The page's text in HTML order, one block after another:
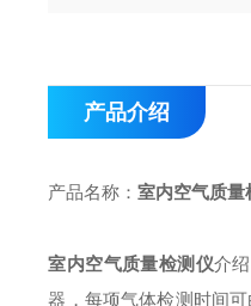
产品介绍
产品名称：室内空气质量
室内空气质量检测仪介绍
器，每项气体检测时间